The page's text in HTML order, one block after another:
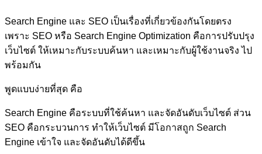
Search Engine และ SEO เป็นเรื่องที่เกี่ยวข้องกันโดยตรง
เพราะ SEO หรือ Search Engine Optimization คือการปรับปรุง
เว็บไซต์ ให้เหมาะกับระบบค้นหา และเหมาะกับผู้ใช้งานจริง ไป
พร้อมกัน
พูดแบบง่ายที่สุด คือ
Search Engine คือระบบที่ใช้ค้นหา และจัดอันดับเว็บไซต์ ส่วน
SEO คือกระบวนการ ทำให้เว็บไซต์ มีโอกาสถูก Search
Engine เข้าใจ และจัดอันดับได้ดีขึ้น